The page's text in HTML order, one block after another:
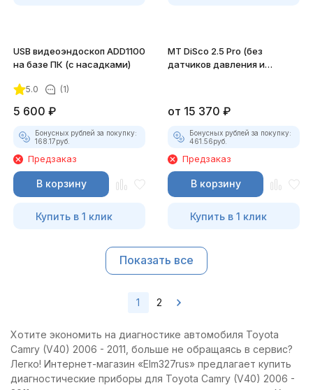
USB видеоэндоскоп ADD1100
на базе ПК (с насадками)
5.0 (1)
5 600 ₽
Бонусных рублей за покупку:
168.17руб.
Предзаказ
В корзину
Купить в 1 клик
MT DiSco 2.5 Pro (без
датчиков давления и
от 15 370 ₽
Бонусных рублей за покупку:
461.56руб.
Предзаказ
В корзину
Купить в 1 клик
Показать все
1 2
Хотите экономить на диагностике автомобиля Toyota
Camry (V40) 2006 - 2011, больше не обращаясь в сервис?
Легко! Интернет-магазин «Elm327rus» предлагает купить
диагностические приборы для Toyota Camry (V40) 2006 -